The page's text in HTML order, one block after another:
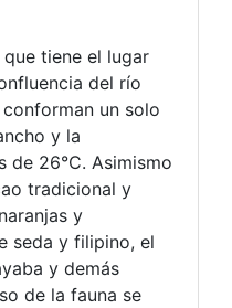
tiene el lugar
del río
un solo
y la
de 26°C. Asimismo
tradicional y
y
seda y filipino, el
y demás
de la fauna se